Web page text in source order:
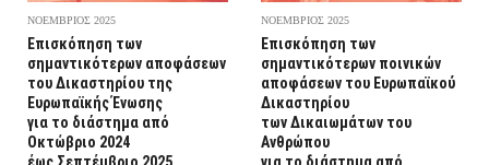
ΝΟΕΜΒΡΙΟΣ 2025
Επισκόπηση των
σημαντικότερων αποφάσεων
του Δικαστηρίου της
Ευρωπαϊκής Ένωσης
για το διάστημα από
Οκτώβριο 2024
ΝΟΕΜΒΡΙΟΣ 2025
Επισκόπηση των
σημαντικότερων ποινικών
αποφάσεων του Ευρωπαϊκού
Δικαστηρίου
των Δικαιωμάτων του
Ανθρώπου